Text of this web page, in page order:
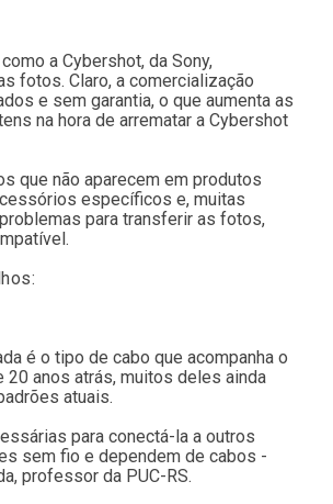
a Cybershot, da Sony,
fotos. Claro, a comercialização
e sem garantia, o que aumenta as
na hora de arrematar a Cybershot
que não aparecem em produtos
específicos e, muitas
para transferir as fotos,
é o tipo de cabo que acompanha o
anos atrás, muitos deles ainda
atuais.
para conectá-la a outros
sem fio e dependem de cabos -
professor da PUC-RS.